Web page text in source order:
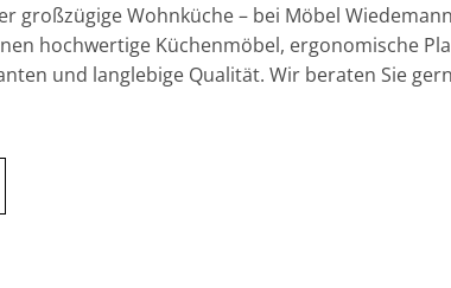
großzügige Wohnküche – bei Möbel
hochwertige Küchenmöbel, ergonomische
und langlebige Qualität. Wir beraten Sie